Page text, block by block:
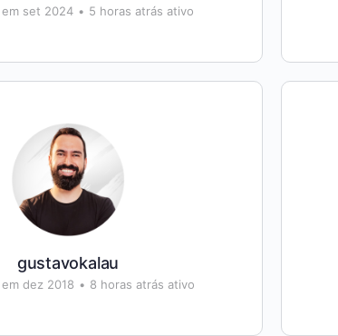
set 2024 • 5 horas atrás ativo
gustavokalau
dez 2018 • 8 horas atrás ativo